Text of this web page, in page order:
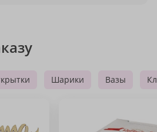
Шарики Вазы